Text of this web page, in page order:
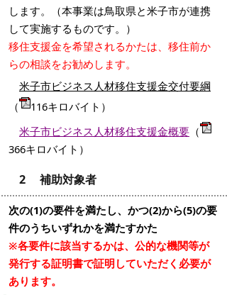
します。（本事業は鳥取県と米子市が連携
して実施するものです。）
移住支援金を希望されるかたは、移住前か
らの相談をお勧めします。
米子市ビジネス人材移住支援金交付要綱
（
116キロバイト）
米子市ビジネス人材移住支援金概要 （
366キロバイト）
2 補助対象者
次の(1)の要件を満たし、かつ(2)から(5)の要
件のうちいずれかを満たすかた
※各要件に該当するかは、公的な機関等が
発行する証明書で証明していただく必要が
あります。